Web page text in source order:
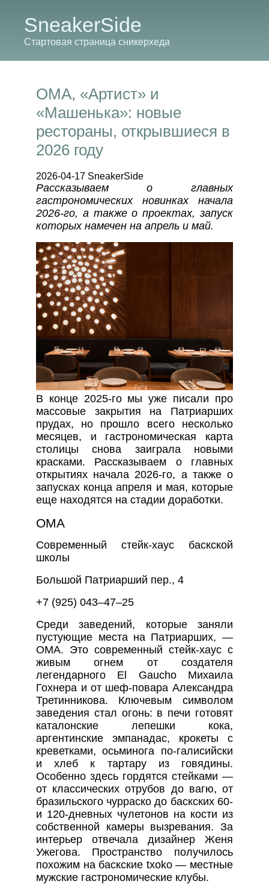
SneakerSide
Стартовая страница сникерхеда
ОМА, «Артист» и
«Машенька»: новые
рестораны, открывшиеся в
2026 году
2026-04-17 SneakerSide
Рассказываем о главных
гастрономических новинках начала
2026-го, а также о проектах, запуск
которых намечен на апрель и май.
В конце 2025-го мы уже писали про
массовые закрытия на Патриарших
прудах, но прошло всего несколько
месяцев, и гастрономическая карта
столицы снова заиграла новыми
красками. Рассказываем о главных
открытиях начала 2026-го, а также о
запусках конца апреля и мая, которые
еще находятся на стадии доработки.
ОМА
Современный стейк-хаус баскской
школы
Большой Патриарший пер., 4
+7 (925) 043–47–25
Среди заведений, которые заняли
пустующие места на Патриарших, —
ОМА. Это современный стейк-хаус с
живым огнем от создателя
легендарного El Gaucho Михаила
Гохнера и от шеф-повара Александра
Третинникова. Ключевым символом
заведения стал огонь: в печи готовят
каталонские лепешки кока,
аргентинские эмпанадас, крокеты с
креветками, осьминога по-галисийски
и хлеб к тартару из говядины.
Особенно здесь гордятся стейками —
от классических отрубов до вагю, от
бразильского чурраско до баскских 60-
и 120-дневных чулетонов на кости из
собственной камеры вызревания. За
интерьер отвечала дизайнер Женя
Ужегова. Пространство получилось
похожим на баскские txoko — местные
мужские гастрономические клубы.